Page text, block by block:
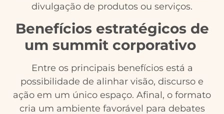
divulgação de produtos ou serviços.
Benefícios estratégicos de
um summit corporativo
Entre os principais benefícios está a
possibilidade de alinhar visão, discurso e
ação em um único espaço. Afinal, o formato
cria um ambiente favorável para debates